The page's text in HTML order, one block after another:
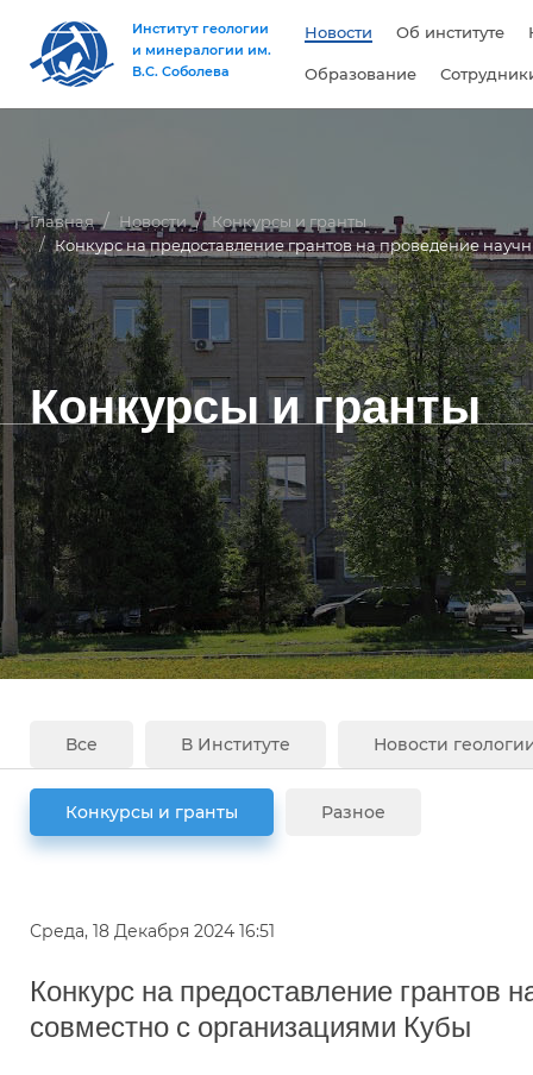
Институт геологии
и минералогии им.
В.С. Соболева
Новости Об институте
Образование
Главная Новости
Конкурсы и гранты
Конкурс на предоставление грантов на проведение
Конкурсы и гранты
Все В Институте Новости
Конкурсы и гранты Разное
Среда, 18 Декабря 2024 16:51
Конкурс на предоставление грантов
совместно с организациями Кубы